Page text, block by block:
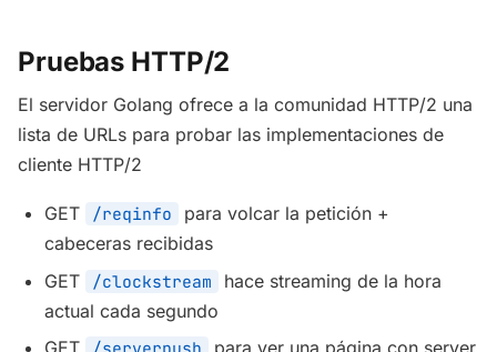
Pruebas HTTP/2
El servidor Golang ofrece a la comunidad HTTP/2 una
lista de URLs para probar las implementaciones de
cliente HTTP/2
GET /reqinfo
para volcar la petición +
cabeceras recibidas
GET
/clockstream
hace streaming de la hora
actual cada segundo
GET
para ver una página con server